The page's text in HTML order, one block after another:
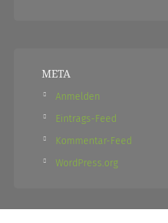
META
Anmelden
Eintrags-Feed
Kommentar-Feed
WordPress.org